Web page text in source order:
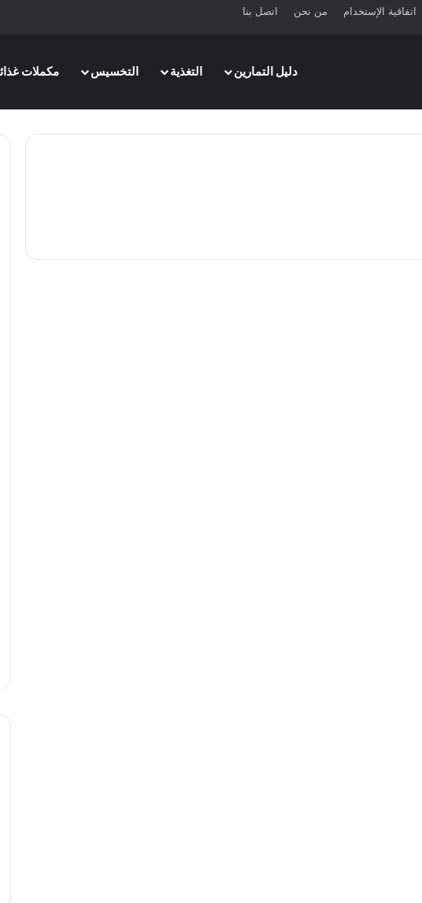
اتفاقية الإستخدام من نحن اتصل بنا
دليل التمارين
التغذية التخسيس مكملات